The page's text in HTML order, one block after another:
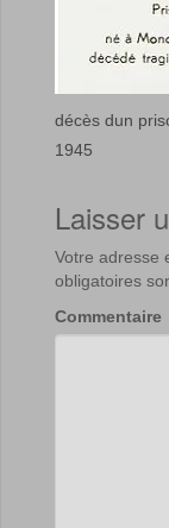
décès dun
1945
Laisser
Votre adresse
obligatoires
Commentaire